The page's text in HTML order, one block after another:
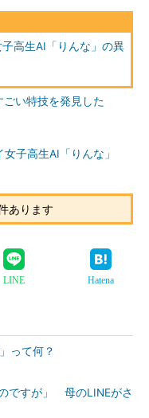
高生AI「りんな」の異
い特技を発見した
子高生AI「りんな」
あります
LINE Hatena
って何？
ですが」 母のLINEがさ